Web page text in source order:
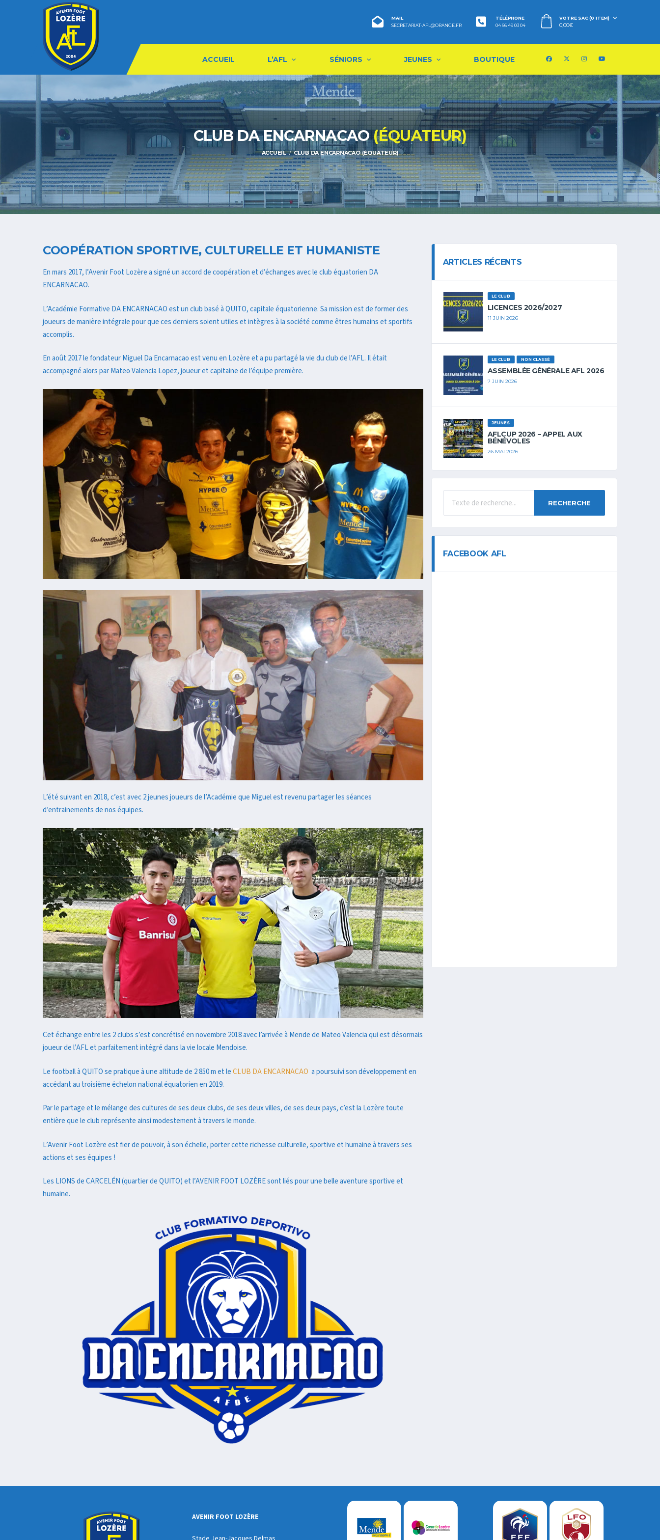
MAIL
SECRETARIAT-AFL@ORANGE.FR
TÉLÉPHONE
04 66 49 03 04
VOTRE SAC (0 ITEM)
0,00€
ACCUEIL L’AFL SÉNIORS JEUNES BOUTIQUE
CLUB DA ENCARNACAO(ÉQUATEUR)
ACCUEIL CLUB DA ENCARNACAO (ÉQUATEUR)
COOPÉRATION SPORTIVE, CULTURELLE ET HUMANISTE
En mars 2017, l’Avenir Foot Lozère a signé un accord de coopération et d’échanges avec le club équatorien DA
ENCARNACAO.
L’Académie Formative DA ENCARNACAO est un club basé à QUITO, capitale équatorienne. Sa mission est de former des
joueurs de manière intégrale pour que ces derniers soient utiles et intègres à la société comme êtres humains et sportifs
accomplis.
En août 2017 le fondateur Miguel Da Encarnacao est venu en Lozère et a pu partagé la vie du club de l’AFL. Il était
accompagné alors par Mateo Valencia Lopez, joueur et capitaine de l’équipe première.
L’été suivant en 2018, c’est avec 2 jeunes joueurs de l’Académie que Miguel est revenu partager les séances
d’entrainements de nos équipes.
Cet échange entre les 2 clubs s’est concrétisé en novembre 2018 avec l’arrivée à Mende de Mateo Valencia qui est désormais
joueur de l’AFL et parfaitement intégré dans la vie locale Mendoise.
Le football à QUITO se pratique à une altitude de 2 850 m et leCLUB DA ENCARNACAO a poursuivi son développement en
accédant au troisième échelon national équatorien en 2019.
Par le partage et le mélange des cultures de ses deux clubs, de ses deux villes, de ses deux pays, c’est la Lozère toute
entière que le club représente ainsi modestement à travers le monde.
L’Avenir Foot Lozère est fier de pouvoir, à son échelle, porter cette richesse culturelle, sportive et humaine à travers ses
actions et ses équipes !
Les LIONS de CARCELÉN (quartier de QUITO) et l’AVENIR FOOT LOZÈRE sont liés pour une belle aventure sportive et
humaine.
ARTICLES RÉCENTS
LE CLUB
LICENCES 2026/2027
11 JUIN 2026
LE CLUB NON CLASSÉ
ASSEMBLÉE GÉNÉRALE AFL 2026
7 JUIN 2026
JEUNES
AFLCUP 2026 – APPEL AUX
BÉNÉVOLES
26 MAI 2026
RECHERCHE
FACEBOOK AFL
AVENIR FOOT LOZÈRE